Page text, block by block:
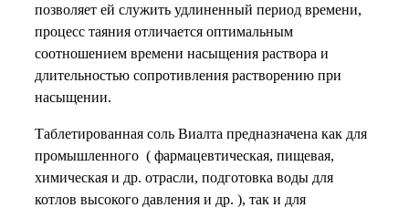
позволяет ей служить удлиненный период времени,
процесс таяния отличается оптимальным
соотношением времени насыщения раствора и
длительностью сопротивления растворению при
насыщении.
Таблетированная соль Виалта предназначена как для
промышленного ( фармацевтическая, пищевая,
химическая и др. отрасли, подготовка воды для
котлов высокого давления и др. ), так и для